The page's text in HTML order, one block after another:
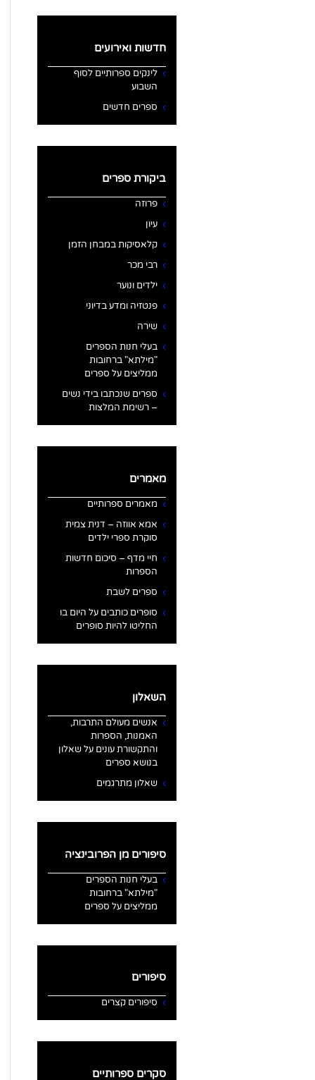
חדשות ואירועים
לינקים ספרותיים לסוף
השבוע
ספרים חדשים
ביקורת ספרים
פרוזה
עיון
קלאסיקות במבחן הזמן
רבי מכר
ילדים ונוער
פנטזיה ומדע בדיוני
שירה
בעלי חנות הספרים
"מילתא" ברחובות
ממליצים על ספרים
ספרים שנכתבו בידי נשים
– רשימת המלצות
מאמרים
מאמרים ספרותיים
אמא אווזה – דנית צמית
סוקרת ספרי ילדים
חיי מדף – סיכום חדשות
הספרות
ספרים לשבת
סופרים כותבים על היום בו
החליטו להיות סופרים
השאלון
אנשים מעולם התרבות,
האמנות, הספרות
והתקשורת עונים על שאלון
בנושא ספרים
שאלון מתרגמים
סיפורים מן הפרובינציה
בעלי חנות הספרים
"מילתא" ברחובות
ממליצים על ספרים
סיפורים
סיפורים קצרים
סקרים ספרותיים